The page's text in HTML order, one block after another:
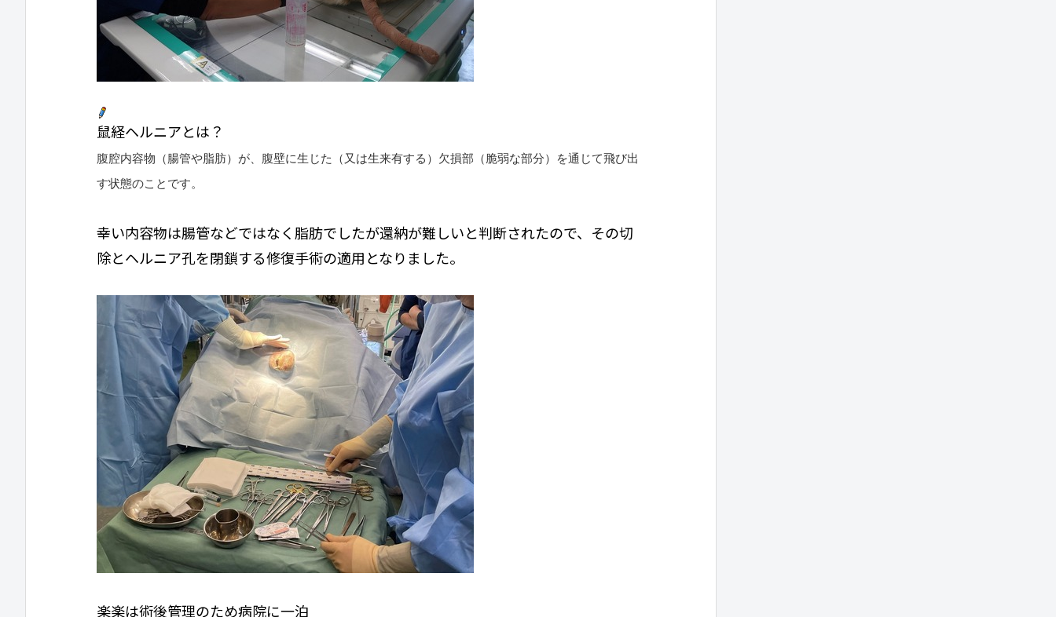
鼠経ヘルニアとは？
腹腔内容物（腸管や脂肪）が、腹壁に生じた（又は生来有する）欠損部（脆弱な部分）を通じて飛び出
す状態のこと です。
幸い内容物は腸管などではなく脂肪でしたが還納が難しいと判断されたので、その切
除とヘルニア孔を閉鎖する修復手術の適用となりました。
楽楽は術後管理のため病院に一泊